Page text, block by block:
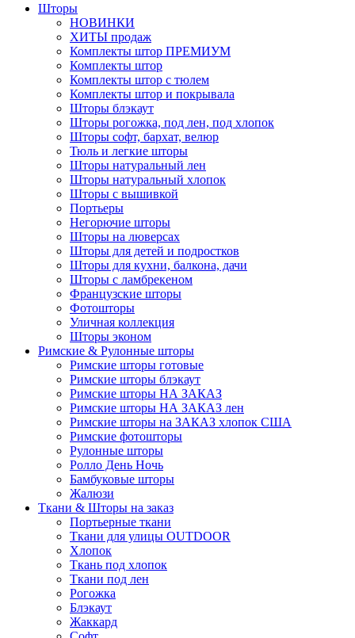
Шторы
НОВИНКИ
ХИТЫ продаж
Комплекты штор ПРЕМИУМ
Комплекты штор
Комплекты штор с тюлем
Комплекты штор и покрывала
Шторы блэкаут
Шторы рогожка, под лен, под хлопок
Шторы софт, бархат, велюр
Тюль и легкие шторы
Шторы натуральный лен
Шторы натуральный хлопок
Шторы с вышивкой
Портьеры
Негорючие шторы
Шторы на люверсах
Шторы для детей и подростков
Шторы для кухни, балкона, дачи
Шторы с ламбрекеном
Французские шторы
Фотошторы
Уличная коллекция
Шторы эконом
Римские & Рулонные шторы
Римские шторы готовые
Римские шторы блэкаут
Римские шторы НА ЗАКАЗ
Римские шторы НА ЗАКАЗ лен
Римские шторы на ЗАКАЗ хлопок США
Римские фотошторы
Рулонные шторы
Ролло День Ночь
Бамбуковые шторы
Жалюзи
Ткани & Шторы на заказ
Портьерные ткани
Ткани для улицы OUTDOOR
Хлопок
Ткань под хлопок
Ткани под лен
Рогожка
Блэкаут
Жаккард